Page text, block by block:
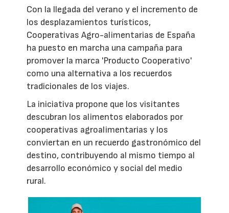
Con la llegada del verano y el incremento de
los desplazamientos turísticos,
Cooperativas Agro-alimentarias de España
ha puesto en marcha una campaña para
promover la marca 'Producto Cooperativo'
como una alternativa a los recuerdos
tradicionales de los viajes.
La iniciativa propone que los visitantes
descubran los alimentos elaborados por
cooperativas agroalimentarias y los
conviertan en un recuerdo gastronómico del
destino, contribuyendo al mismo tiempo al
desarrollo económico y social del medio
rural.